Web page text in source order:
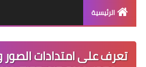
الرئيسية
مراجعات
تعرف على امتدادات الصور